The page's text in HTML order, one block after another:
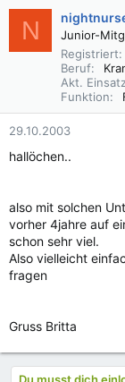
N
Junior-
Registriert
Beruf
Akt.
Funktion
29.10.2003
hallöchen..
also mit solchen
vorher 4jahre auf
schon sehr viel.
Also vielleicht
fragen
Gruss Britta